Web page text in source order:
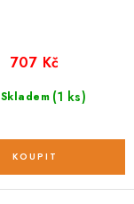
Skladem (1 ks)
707 Kč